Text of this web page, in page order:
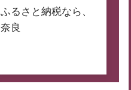
ふるさと納税なら、
奈良